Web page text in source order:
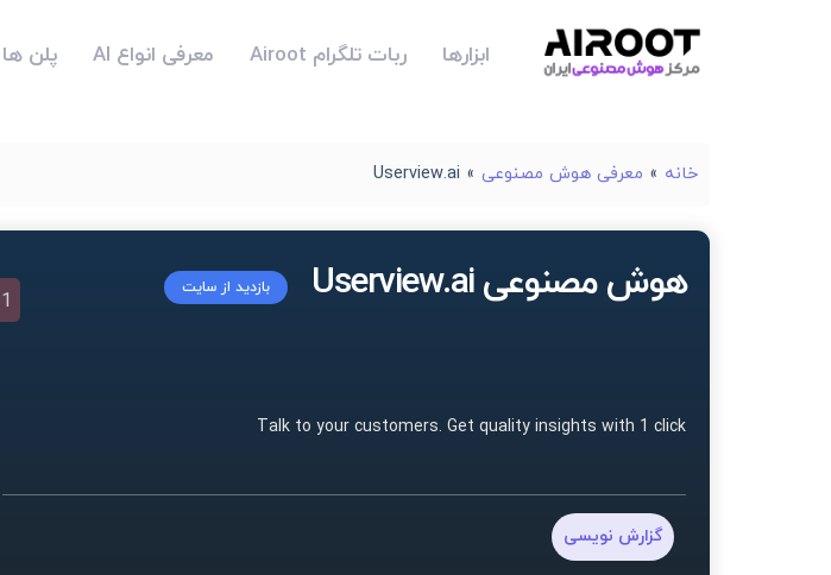
ابزارها ربات تلگرام Airoot معرفی انواع AI پلن ها
خانه » معرفی هوش مصنوعی »
Userview.ai
هوش مصنوعی Userview.ai بازدید از سایت
1
Talk to your customers. Get quality insights with 1 click
گزارش نویسی